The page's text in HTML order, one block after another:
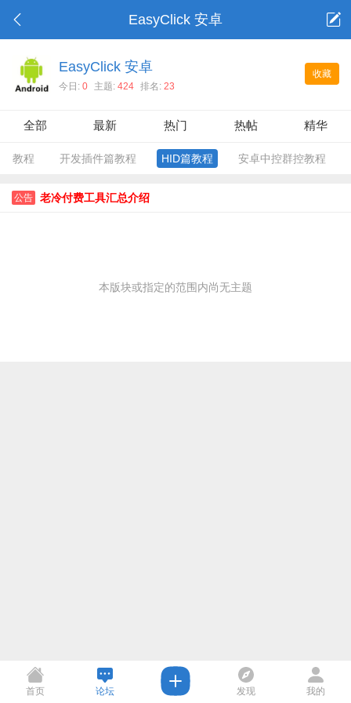
EasyClick 安卓
收藏
EasyClick 安卓
今日: 0 主题: 424 排名: 23
全部 最新 热门 热帖 精华
教程 开发插件篇教程 HID篇教程 安卓中控群控教程
公告 老冷付费工具汇总介绍
本版块或指定的范围内尚无主题
首页 论坛 发现 我的